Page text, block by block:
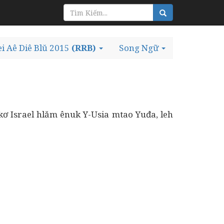
Song Ngữ
Aê Diê Blŭ 2015 (RRB)
Israel hlăm ênuk Y-Usia mtao Yuđa, leh